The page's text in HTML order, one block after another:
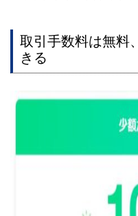
取引手数料は無料
きる